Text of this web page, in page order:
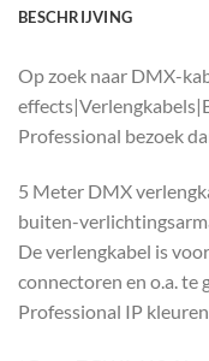
BESCHRIJVING
Op zoek naar DMX-
Professional bezoek
5 Meter DMX
buiten-
De verlengkabel is
connectoren en o.a. te
Professional IP